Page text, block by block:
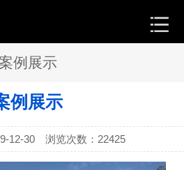
案例展示
例展示
12-30 浏览次数： 22425